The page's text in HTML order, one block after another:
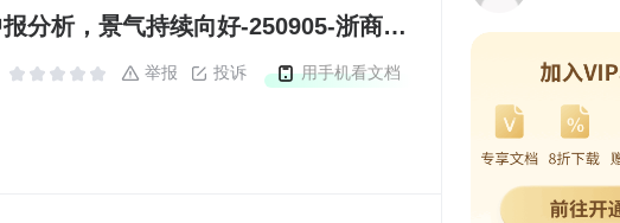
科创&amp;海外市场策略深度报告：科创板2025年中报分析，景气持续向好-250905-浙商证券-16页.pdf
投诉
举报 用手机看文档